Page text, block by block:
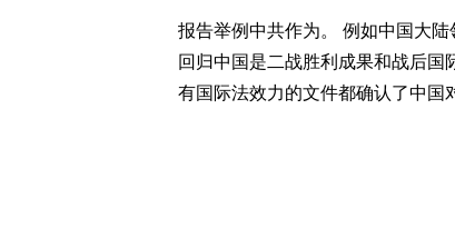
报告举例中共作为。 例如中国大
回归中国是二战胜利成果和战后国
有国际法效力的文件都确认了中国